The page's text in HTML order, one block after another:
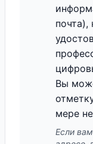
почта),
Вы
мере
Если